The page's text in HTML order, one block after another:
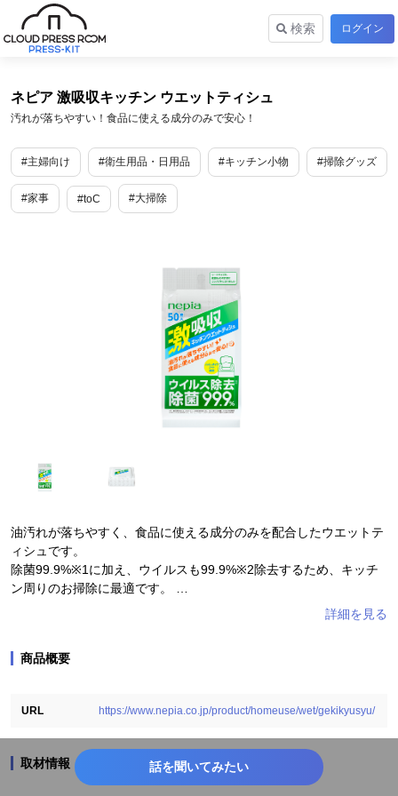
検索 ログイン
ネピア 激吸収キッチン ウエットティシュ
汚れが落ちやすい！食品に使える成分のみで安心！
#主婦向け #衛生用品・日用品 #キッチン小物 #掃除グッズ
#家事 #toC #大掃除
油汚れが落ちやすく、食品に使える成分のみを配合したウエットテ
ィシュです。
除菌99.9%※1に加え、ウイルスも99.9%※2除去するため、キッチ
ン周りのお掃除に最適です。
洗浄成分入りの液がたっぷり浸み込んだシートが油などの頑固な汚
れや、放置してこびりついた汚れをスッキリ拭き取ります。
ちょっとしたお掃除でキッチンをきれいに保てます。
商品概要
URL https://www.nepia.co.jp/product/homeuse/wet/gekikyusyu/
取材情報 話を聞いてみたい